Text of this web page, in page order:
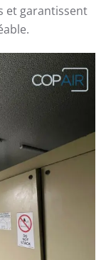
et garantissent